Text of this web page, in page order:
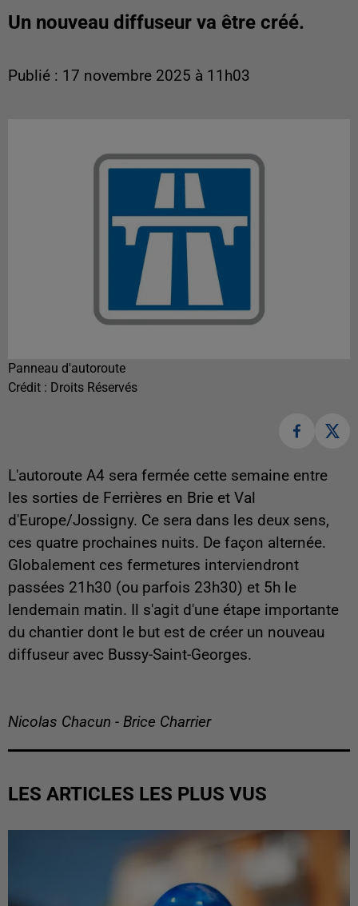
Un nouveau diffuseur va être créé.
Publié : 17 novembre 2025 à 11h03
Panneau d'autoroute
Crédit : Droits Réservés
L'autoroute A4 sera fermée cette semaine entre
les sorties de Ferrières en Brie et Val
d'Europe/Jossigny. Ce sera dans les deux sens,
ces quatre prochaines nuits. De façon alternée.
Globalement ces fermetures interviendront
passées 21h30 (ou parfois 23h30) et 5h le
lendemain matin. Il s'agit d'une étape importante
du chantier dont le but est de créer un nouveau
diffuseur avec Bussy-Saint-Georges.
Nicolas Chacun - Brice Charrier
LES ARTICLES LES PLUS VUS